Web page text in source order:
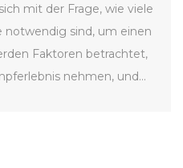
mit der Frage, wie viele
notwendig sind, um einen
Faktoren betrachtet,
nehmen, und